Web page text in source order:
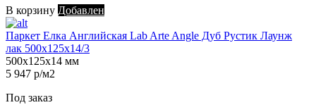
В корзину Добавлен
Паркет Елка Английская Lab Arte Angle Дуб Рустик Лаунж
лак 500х125х14/3
500х125х14 мм
5 947 р/м2
Под заказ